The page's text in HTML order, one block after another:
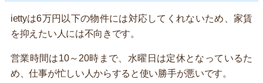
iettyは6万円以下の物件には対応してくれないため、家賃
を抑えたい人には不向きです。
営業時間は10～20時まで、水曜日は定休となっているた
め、仕事が忙しい人からすると使い勝手が悪いです。